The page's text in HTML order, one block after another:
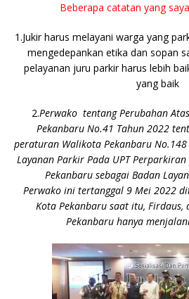
Beberapa catatan yang
1.Jukir harus melayani warga yang
mengedepankan etika dan sopan
pelayanan juru parkir harus lebih
yang baik
2.Perwako tentang Perubahan
Pekanbaru No.41 Tahun 2022
peraturan Walikota Pekanbaru
Layanan Parkir Pada UPT
Pekanbaru sebagai Badan
Perwako ini tertanggal 9 Mei 2022
Kota Pekanbaru saat itu,
Pekanbaru hanya